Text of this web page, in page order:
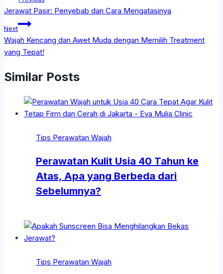
Jerawat Pasir: Penyebab dan Cara Mengatasinya
Next
Wajah Kencang dan Awet Muda dengan Memilih Treatment
yang Tepat!
Similar Posts
Tips Perawatan Wajah
Perawatan Kulit Usia 40 Tahun ke
Atas, Apa yang Berbeda dari
Sebelumnya?
Tips Perawatan Wajah